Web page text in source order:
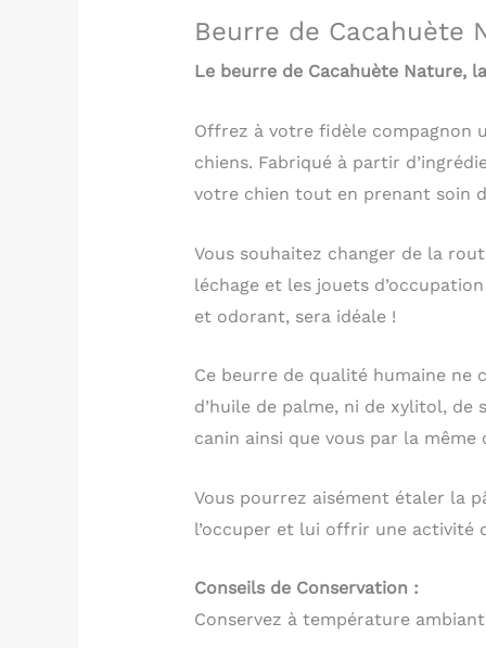
Beurre de Cacahuète
Le beurre de Cacahuète Nature,
Offrez à votre fidèle compagnon
chiens. Fabriqué à partir
votre chien tout en prenant soin
Vous souhaitez changer de la
léchage et les jouets
et odorant, sera idéale !
Ce beurre de qualité humaine ne
d’huile de palme, ni de xylitol,
canin ainsi que vous par la
Vous pourrez aisément étaler la
l’occuper et lui offrir une activité
Conseils de Conservation :
Conservez à température